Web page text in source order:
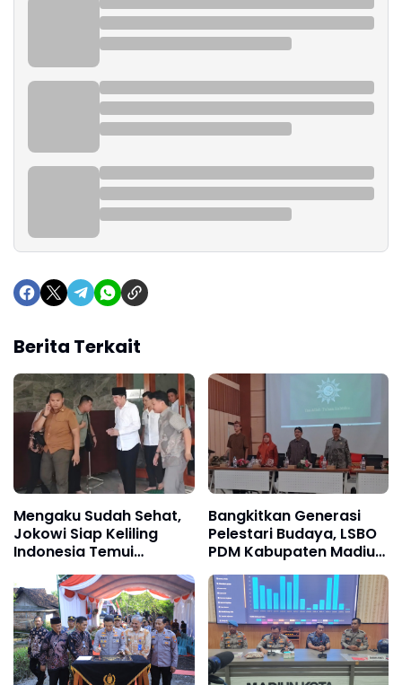
Berita Terkait
Mengaku Sudah Sehat,
Jokowi Siap Keliling
Indonesia Temui
Masyarakat
Bangkitkan Generasi
Pelestari Budaya, LSBO
PDM Kabupaten Madiun
dan BAZNAS Gelar
Pelatihan Pranotocoro